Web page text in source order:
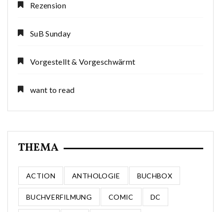
Rezension
SuB Sunday
Vorgestellt & Vorgeschwärmt
want to read
THEMA
ACTION ANTHOLOGIE BUCHBOX
BUCHVERFILMUNG COMIC DC